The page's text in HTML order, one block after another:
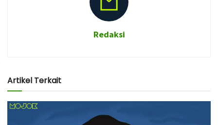
Redaksi
Artikel Terkait